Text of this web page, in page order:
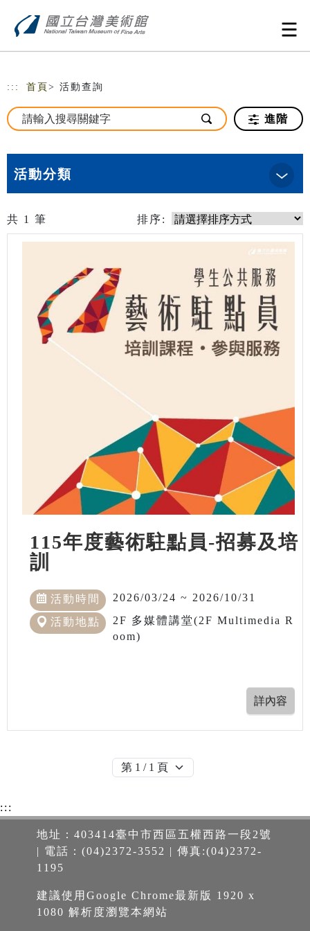
::: 首頁 > 活動查詢
進階
活動分類
共 1 筆 排序:
115年度藝術駐點員-招募及培
訓
活動時間 2026/03/24 ~ 2026/10/31
活動地點
2F 多媒體講堂(2F Multimedia R
oom)
:::
地址：403414臺中市西區五權西路一段2號
| 電話：(04)2372-3552 | 傳真:(04)2372-
1195
建議使用Google Chrome最新版 1920 x
1080 解析度瀏覽本網站